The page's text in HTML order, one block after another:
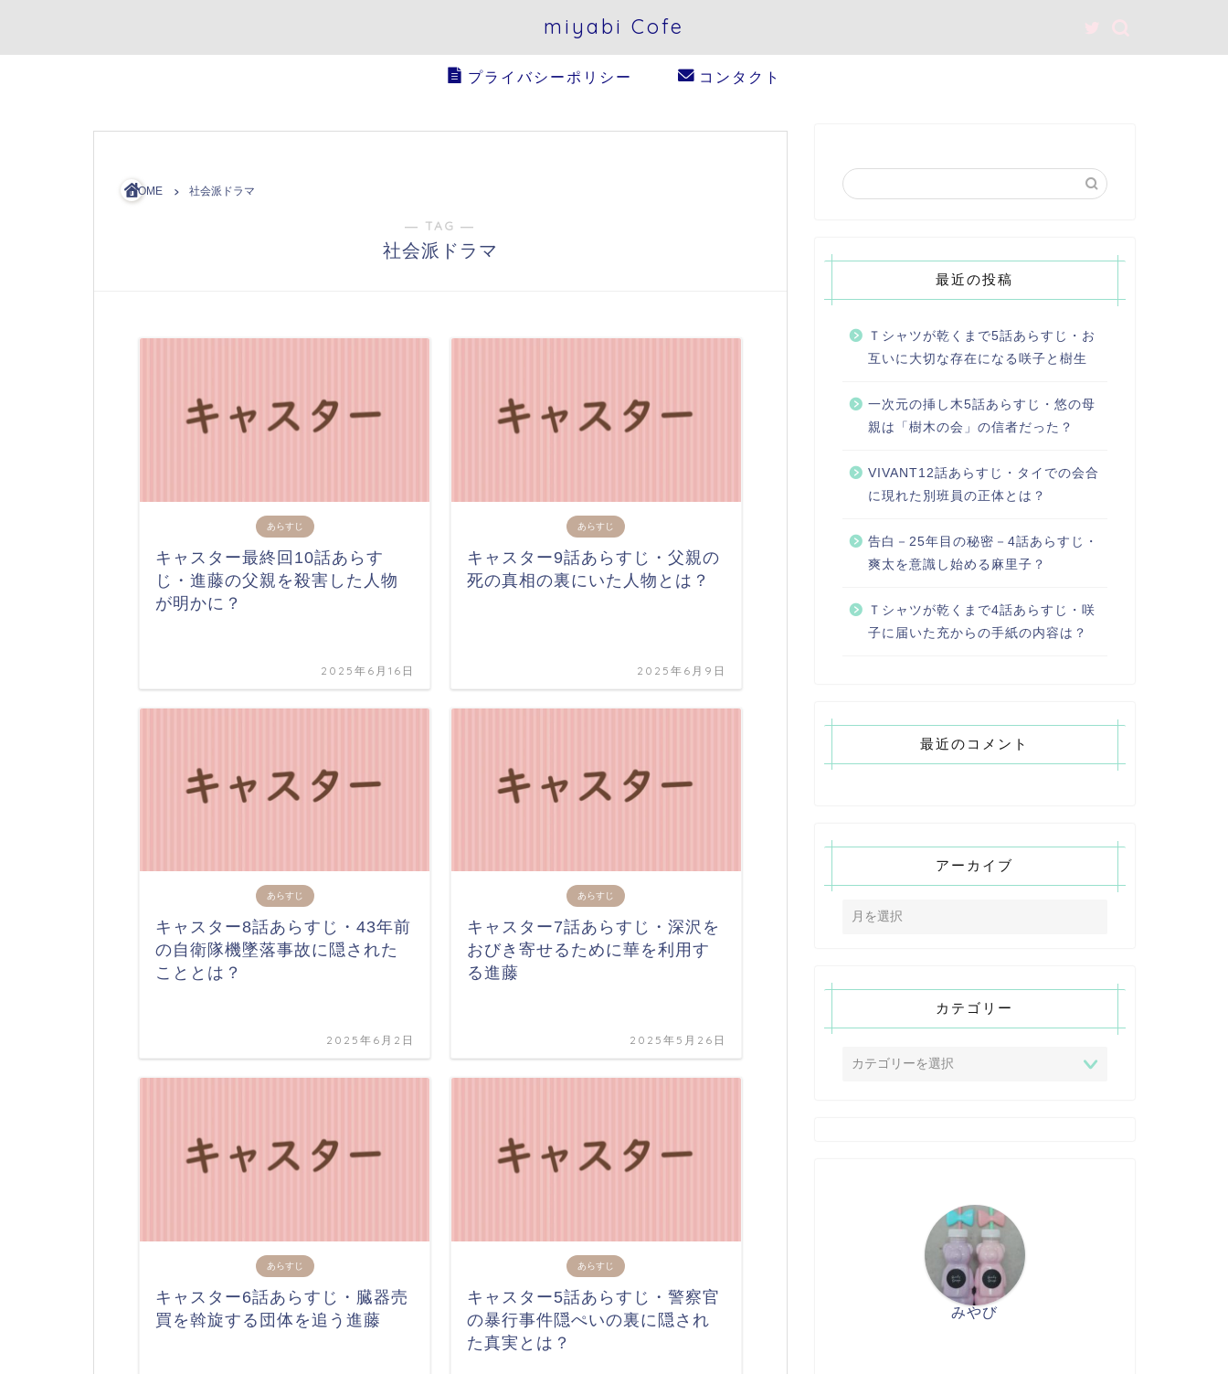
miyabi Cofe
プライバシーポリシー コンタクト
HOME 社会派ドラマ
― TAG ―
社会派ドラマ
あらすじ
キャスター最終回10話あらす
じ・進藤の父親を殺害した人物
が明かに？
2025年6月16日
あらすじ
キャスター9話あらすじ・父親の
死の真相の裏にいた人物とは？
2025年6月9日
あらすじ
キャスター8話あらすじ・43年前
の自衛隊機墜落事故に隠された
こととは？
2025年6月2日
あらすじ
キャスター7話あらすじ・深沢を
おびき寄せるために華を利用す
る進藤
2025年5月26日
あらすじ
キャスター6話あらすじ・臓器売
買を斡旋する団体を追う進藤
あらすじ
キャスター5話あらすじ・警察官
の暴行事件隠ぺいの裏に隠され
た真実とは？
最近の投稿
Ｔシャツが乾くまで5話あらすじ・お
互いに大切な存在になる咲子と樹生
一次元の挿し木5話あらすじ・悠の母
親は「樹木の会」の信者だった？
VIVANT12話あらすじ・タイでの会合
に現れた別班員の正体とは？
告白－25年目の秘密－4話あらすじ・
爽太を意識し始める麻里子？
Ｔシャツが乾くまで4話あらすじ・咲
子に届いた充からの手紙の内容は？
最近のコメント
アーカイブ
カテゴリー
みやび